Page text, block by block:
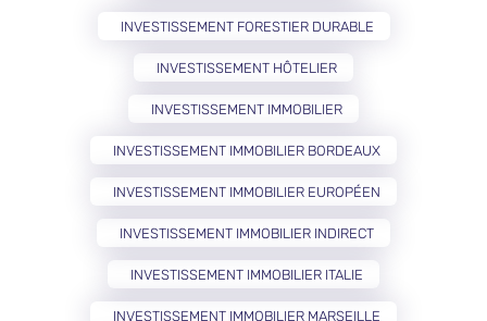
INVESTISSEMENT FORESTIER DURABLE
INVESTISSEMENT HÔTELIER
INVESTISSEMENT IMMOBILIER
INVESTISSEMENT IMMOBILIER BORDEAUX
INVESTISSEMENT IMMOBILIER EUROPÉEN
INVESTISSEMENT IMMOBILIER INDIRECT
INVESTISSEMENT IMMOBILIER ITALIE
INVESTISSEMENT IMMOBILIER MARSEILLE